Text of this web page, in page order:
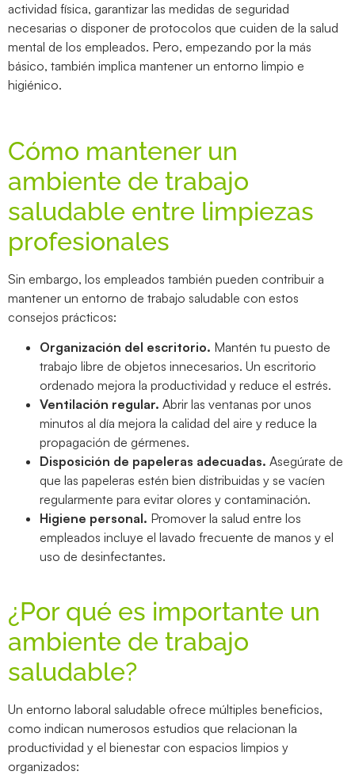
actividad física, garantizar las medidas de seguridad
necesarias o disponer de protocolos que cuiden de la salud
mental de los empleados. Pero, empezando por la más
básico, también implica mantener un entorno limpio e
higiénico.
Cómo mantener un
ambiente de trabajo
saludable entre limpiezas
profesionales
Sin embargo, los empleados también pueden contribuir a
mantener un entorno de trabajo saludable con estos
consejos prácticos:
Organización del escritorio. Mantén tu puesto de
trabajo libre de objetos innecesarios. Un escritorio
ordenado mejora la productividad y reduce el estrés.
Ventilación regular. Abrir las ventanas por unos
minutos al día mejora la calidad del aire y reduce la
propagación de gérmenes.
Disposición de papeleras adecuadas. Asegúrate de
que las papeleras estén bien distribuidas y se vacíen
regularmente para evitar olores y contaminación.
Higiene personal. Promover la salud entre los
empleados incluye el lavado frecuente de manos y el
uso de desinfectantes.
¿Por qué es importante un
ambiente de trabajo
saludable?
Un entorno laboral saludable ofrece múltiples beneficios,
como indican numerosos estudios que relacionan la
productividad y el bienestar con espacios limpios y
organizados: